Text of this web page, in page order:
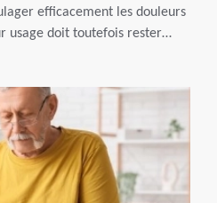
efficacement les douleurs
usage doit toutefois rester